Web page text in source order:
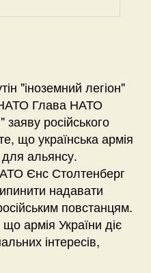
"іноземний легіон"
НАТО Глава НАТО
заяву російського
що українська армія
для альянсу.
Єнс Столтенберг
надавати
повстанцям.
армія України діє
інтересів,